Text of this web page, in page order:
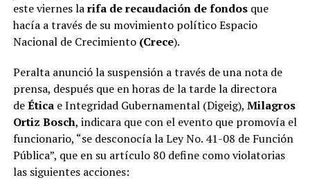
este viernes larifa de recaudación de fondosque
hacía a través de su movimiento político Espacio
Nacional de Crecimiento (Crece).
Peralta anunció la suspensión a través de una nota de
prensa, después que en horas de la tarde la directora
deÉticae Integridad Gubernamental (Digeig), Milagros
Ortiz Bosch, indicara que con el evento que promovía el
funcionario, “se desconocía la Ley No. 41-08 de Función
Pública”, que en su artículo 80 define como violatorias
las siguientes acciones: